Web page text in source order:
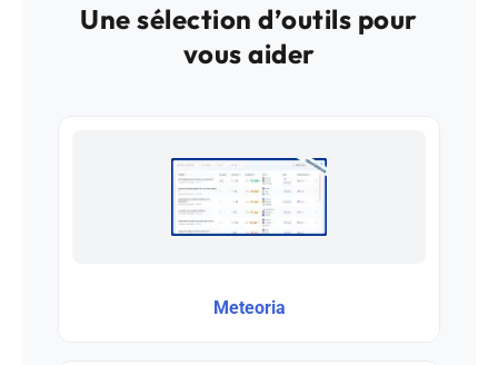
Une sélection d’outils pour
vous aider
Meteoria